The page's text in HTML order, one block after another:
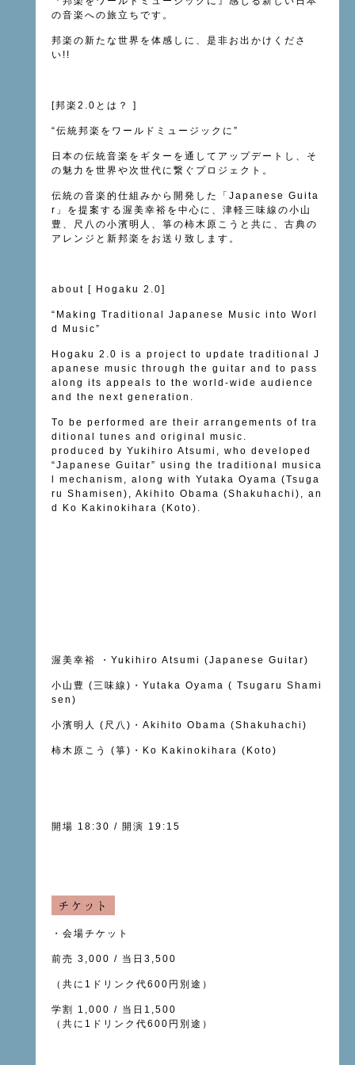
の音楽への旅立ちです。
邦楽の新たな世界を体感しに、是非お出かけくださ
い!!
[邦楽2.0とは？ ]
“伝統邦楽をワールドミュージックに”
日本の伝統音楽をギターを通してアップデートし、そ
の魅力を世界や次世代に繋ぐプロジェクト。
伝統の音楽的仕組みから開発した「Japanese Guita
r」を提案する渥美幸裕を中心に、津軽三味線の小山
豊、尺八の小濱明人、箏の柿木原こうと共に、古典の
アレンジと新邦楽をお送り致します。
about [ Hogaku 2.0]
“Making Traditional Japanese Music into Worl
d Music”
Hogaku 2.0 is a project to update traditional J
apanese music through the guitar and to pass
along its appeals to the world-wide audience
and the next generation.
To be performed are their arrangements of tra
ditional tunes and original music.
produced by Yukihiro Atsumi, who developed
“Japanese Guitar” using the traditional musica
l mechanism, along with Yutaka Oyama (Tsuga
ru Shamisen), Akihito Obama (Shakuhachi), an
d Ko Kakinokihara (Koto).
渥美幸裕 ・Yukihiro Atsumi (Japanese Guitar)
小山豊 (三味線)・Yutaka Oyama ( Tsugaru Shami
sen)
小濱明人 (尺八)・Akihito Obama (Shakuhachi)
柿木原こう (箏)・Ko Kakinokihara (Koto)
開場 18:30 / 開演 19:15
・会場チケット
前売 3,000 / 当日3,500
（共に1ドリンク代600円別途）
学割 1,000 / 当日1,500
（共に1ドリンク代600円別途）